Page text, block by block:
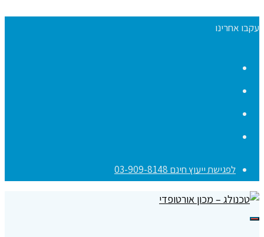
עקבו אחרינו
לפגישת ייעוץ חינם 03-909-8148
תפריט